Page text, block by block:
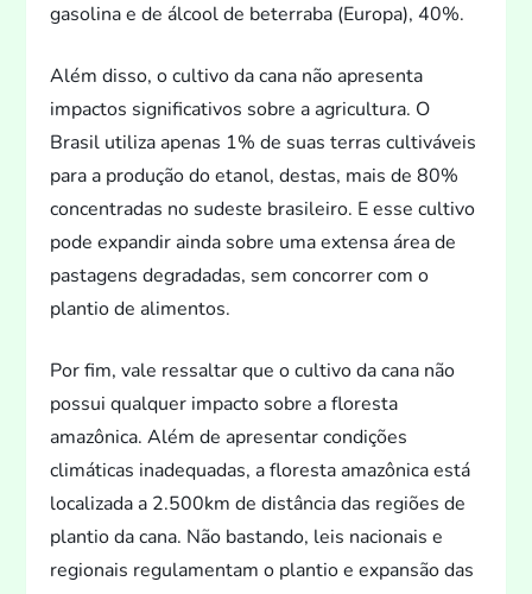
gasolina e de álcool de beterraba (Europa), 40%.
Além disso, o cultivo da cana não apresenta
impactos significativos sobre a agricultura. O
Brasil utiliza apenas 1% de suas terras cultiváveis
para a produção do etanol, destas, mais de 80%
concentradas no sudeste brasileiro. E esse cultivo
pode expandir ainda sobre uma extensa área de
pastagens degradadas, sem concorrer com o
plantio de alimentos.
Por fim, vale ressaltar que o cultivo da cana não
possui qualquer impacto sobre a floresta
amazônica. Além de apresentar condições
climáticas inadequadas, a floresta amazônica está
localizada a 2.500km de distância das regiões de
plantio da cana. Não bastando, leis nacionais e
regionais regulamentam o plantio e expansão das